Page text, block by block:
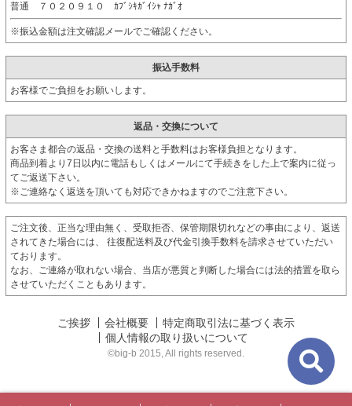
普通 ７０２０９１０ ｶﾌﾞｼｷｶﾞｲｼｬ ﾅｶﾞｵ
※振込金額は注文確認メールでご確認ください。
振込手数料
お客様でご負担をお願いします。
返品・交換について
お客さま都合の返品・交換の送料と手数料はお客様負担となります。
商品到着より7日以内に電話もしくはメールにて手続きをした上で案内に従っ
てご返送下さい。
※ご連絡なく返送を頂いても対応できかねますのでご注意下さい。
ご注文後、正当な理由無く、受取拒否、保管期限切れなどの事由により、返送
されてきた場合には、 往復配送料及び代金引換手数料を請求させていただい
ております。
なお、ご連絡が取れない場合、当店が悪質と判断した場合には法的措置を取ら
させていただくこともあります。
ご挨拶 会社概要
特定商取引法に基づく表示
個人情報の取り扱いについて
©big-b 2015, All rights reserved.